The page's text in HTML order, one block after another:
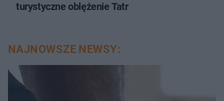
turystyczne oblężenie Tatr
NAJNOWSZE NEWSY: